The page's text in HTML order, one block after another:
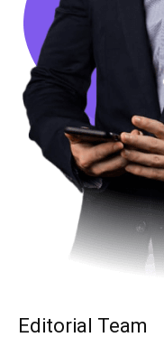
Editorial Team